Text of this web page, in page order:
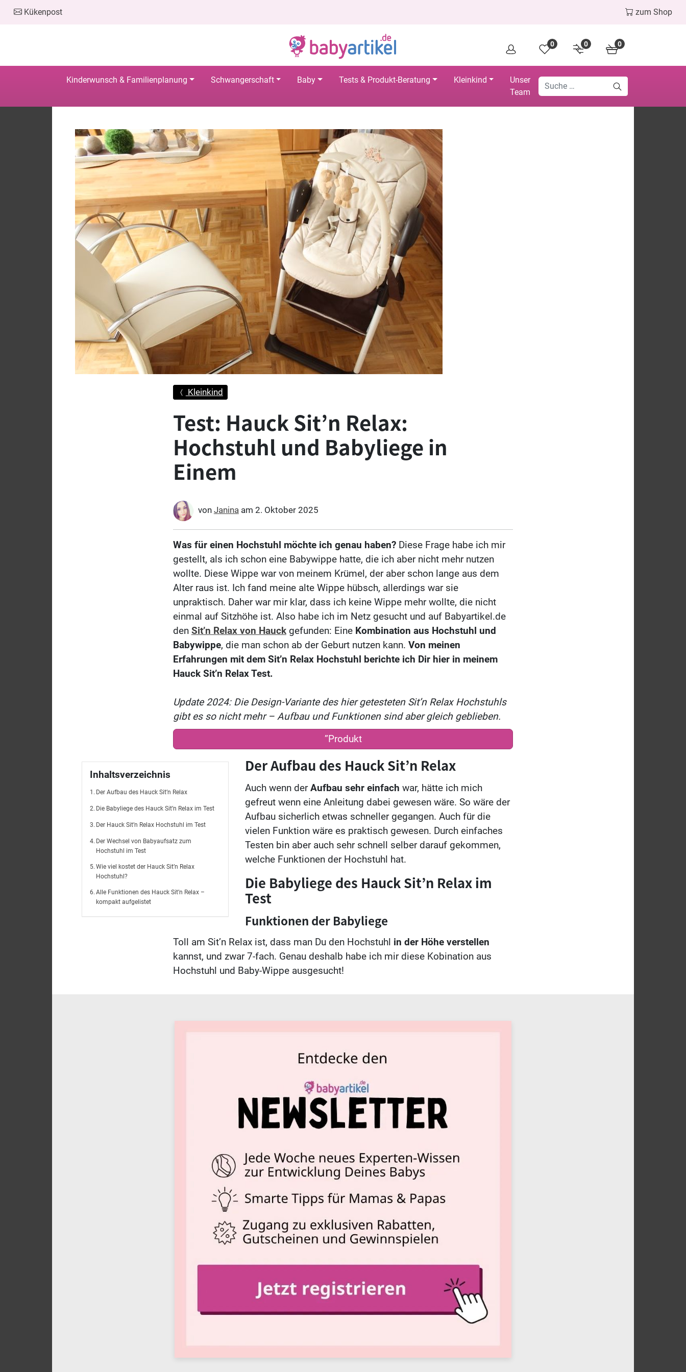
Kükenpost zum Shop
0
0
0
Kinderwunsch & Familienplanung Schwangerschaft Baby Tests & Produkt-Beratung Kleinkind
Unser
Team
Kleinkind
Test: Hauck Sit’n Relax:
Hochstuhl und Babyliege in
Einem
von Janinaam 2. Oktober 2025
Was für einen Hochstuhl möchte ich genau haben?Diese Frage habe ich mir
gestellt, als ich schon eine Babywippe hatte, die ich aber nicht mehr nutzen
wollte. Diese Wippe war von meinem Krümel, der aber schon lange aus dem
Alter raus ist. Ich fand meine alte Wippe hübsch, allerdings war sie
unpraktisch. Daher war mir klar, dass ich keine Wippe mehr wollte, die nicht
einmal auf Sitzhöhe ist. Also habe ich im Netz gesucht und auf Babyartikel.de
den Sit’n Relax von Hauckgefunden: Eine Kombination aus Hochstuhl und
Babywippe, die man schon ab der Geburt nutzen kann. Von meinen
Erfahrungen mit dem Sit’n Relax Hochstuhl berichte ich Dir hier in meinem
Hauck Sit’n Relax Test.
Update 2024: Die Design-Variante des hier getesteten Sit’n Relax Hochstuhls
gibt es so nicht mehr – Aufbau und Funktionen sind aber gleich geblieben.
”Produkt
Inhaltsverzeichnis
Der Aufbau des Hauck Sit’n Relax
Die Babyliege des Hauck Sit’n Relax im Test
Der Hauck Sit’n Relax Hochstuhl im Test
Der Wechsel von Babyaufsatz zum
Hochstuhl im Test
Wie viel kostet der Hauck Sit’n Relax
Hochstuhl?
Alle Funktionen des Hauck Sit’n Relax –
kompakt aufgelistet
Der Aufbau des Hauck Sit’n Relax
Auch wenn derAufbau sehr einfach war, hätte ich mich
gefreut wenn eine Anleitung dabei gewesen wäre. So wäre der
Aufbau sicherlich etwas schneller gegangen. Auch für die
vielen Funktion wäre es praktisch gewesen. Durch einfaches
Testen bin aber auch sehr schnell selber darauf gekommen,
welche Funktionen der Hochstuhl hat.
Die Babyliege des Hauck Sit’n Relax im
Test
Funktionen der Babyliege
Toll am Sit’n Relax ist, dass man Du den Hochstuhl in der Höhe verstellen
kannst, und zwar 7-fach. Genau deshalb habe ich mir diese Kobination aus
Hochstuhl und Baby-Wippe ausgesucht!